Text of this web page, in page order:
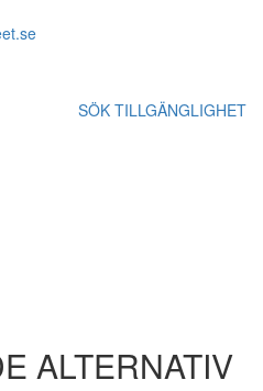
SÖK TILLGÄNGLIGHET
ALTERNATIV